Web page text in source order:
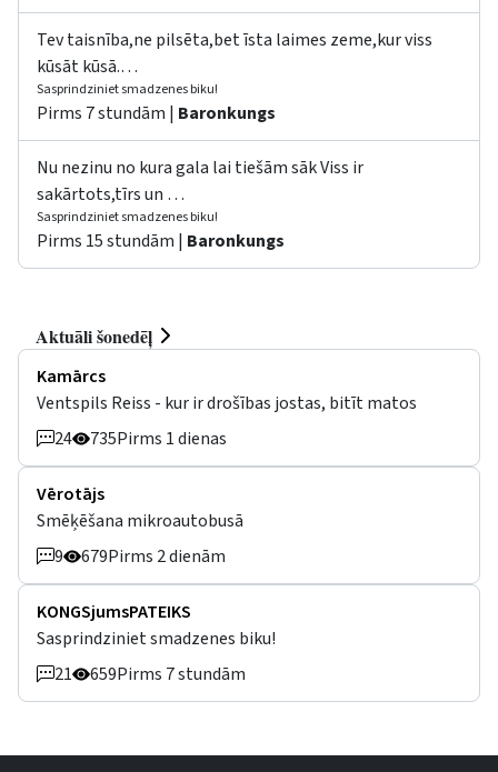
Tev taisnība,ne pilsēta,bet īsta laimes zeme,kur viss
kūsāt kūsā.…
Sasprindziniet smadzenes biku!
Pirms 7 stundām | Baronkungs
Nu nezinu no kura gala lai tiešām sāk Viss ir
sakārtots,tīrs un …
Sasprindziniet smadzenes biku!
Pirms 15 stundām | Baronkungs
Aktuāli šonedēļ
Kamārcs
Ventspils Reiss - kur ir drošības jostas, bitīt matos
24
735Pirms 1 dienas
Vērotājs
Smēķēšana mikroautobusā
9
679Pirms 2 dienām
KONGSjumsPATEIKS
Sasprindziniet smadzenes biku!
21
659Pirms 7 stundām